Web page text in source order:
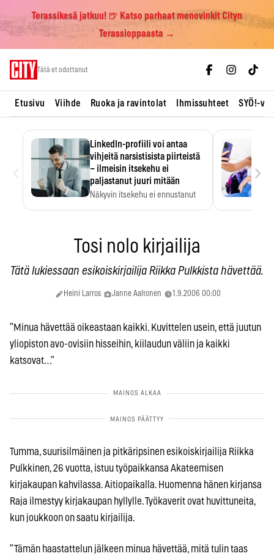
Terassikesä jatkuu! 🍺 Katso parhaat menovinkit Cityn
Terassioppaasta →
Tätä et odottanut
Etusivu Viihde Ruoka ja ravintolat Ihmissuhteet SYÖ!-
LinkedIn-profiili voi antaa
vihjeitä narsistisista piirteistä
– ilmeisin itsekehu ei
paljastanut juuri mitään
Näkyvin itsekehu ei ennustanut
›
Tosi nolo kirjailija
Tätä lukiessaan esikoiskirjailija Riikka Pulkkista hävettää.
Heini Larros Janne Aaltonen 1.9.2006 00:00
”Minua hävettää oikeastaan kaikki. Kuvittelen usein, että juutun
yliopiston avo-ovisiin hisseihin, kiilaudun väliin ja kaikki
katsovat…”
Tumma, suurisilmäinen ja pitkäripsinen esikoiskirjailija Riikka
Pulkkinen, 26 vuotta, istuu työpaikkansa Akateemisen
kirjakaupan kahvilassa. Aitiopaikalla. Huomenna hänen kirjansa
Raja ilmestyy kirjakaupan hyllylle. Työkaverit ovat huvittuneita,
kun joukkoon on saatu kirjailija.
”Tämän haastattelun jälkeen minua hävettää, mitä tulin taas